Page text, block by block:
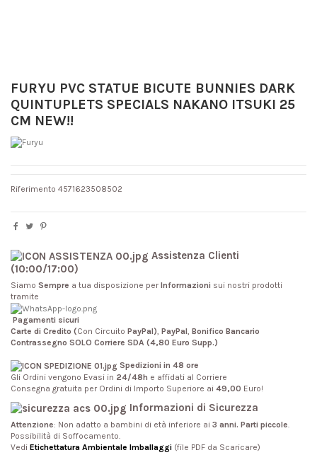
FURYU PVC STATUE BICUTE BUNNIES DARK
QUINTUPLETS SPECIALS NAKANO ITSUKI 25
CM NEW!!
Riferimento 4571623508502
Assistenza Clienti
(10:00/17:00)
Siamo Sempre a tua disposizione perInformazioni sui nostri prodotti
tramite
Pagamenti sicuri
Carte di Credito (Con Circuito PayPal), PayPal, Bonifico Bancario
Contrassegno SOLO Corriere SDA (4,80 Euro Supp.)
Spedizioni in 48 ore
Gli Ordini vengono Evasi in 24/48h e affidati al Corriere
Consegna gratuita per Ordini di Importo Superiore ai 49,00 Euro!
Informazioni di Sicurezza
Attenzione: Non adatto a bambini di età inferiore ai 3 anni. Parti piccole.
Possibilità di Soffocamento.
Vedi Etichettatura Ambientale Imballaggi (file PDF da Scaricare)